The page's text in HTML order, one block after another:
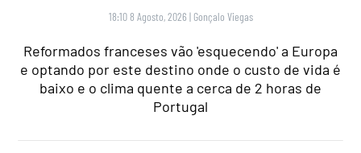
18:10 8 Agosto, 2026 | Gonçalo Viegas
Reformados franceses vão 'esquecendo' a Europa
e optando por este destino onde o custo de vida é
baixo e o clima quente a cerca de 2 horas de
Portugal